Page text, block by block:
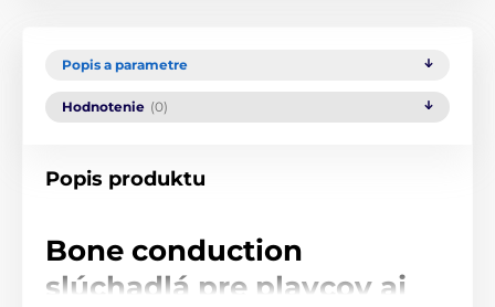
Popis a parametre
Hodnotenie (0)
Popis produktu
Bone conduction
slúchadlá pre plavcov aj